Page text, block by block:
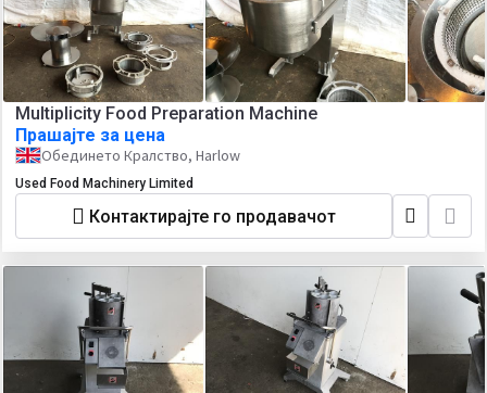
Multiplicity Food Preparation Machine
Прашајте за цена
Обединето Кралство, Harlow
Used Food Machinery Limited
Контактирајте го продавачот